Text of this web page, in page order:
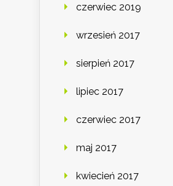
czerwiec 2019
wrzesień 2017
sierpień 2017
lipiec 2017
czerwiec 2017
maj 2017
kwiecień 2017